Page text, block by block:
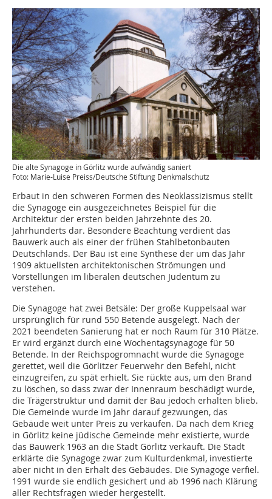
Die alte Synagoge in Görlitz wurde aufwändig saniert
Foto: Marie-Luise Preiss/Deutsche Stiftung Denkmalschutz
Erbaut in den schweren Formen des Neoklassizismus stellt
die Synagoge ein ausgezeichnetes Beispiel für die
Architektur der ersten beiden Jahrzehnte des 20.
Jahrhunderts dar. Besondere Beachtung verdient das
Bauwerk auch als einer der frühen Stahlbetonbauten
Deutschlands. Der Bau ist eine Synthese der um das Jahr
1909 aktuellsten architektonischen Strömungen und
Vorstellungen im liberalen deutschen Judentum zu
verstehen.
Die Synagoge hat zwei Betsäle: Der große Kuppelsaal war
ursprünglich für rund 550 Betende ausgelegt. Nach der
2021 beendeten Sanierung hat er noch Raum für 310 Plätze.
Er wird ergänzt durch eine Wochentagsynagoge für 50
Betende. In der Reichspogromnacht wurde die Synagoge
gerettet, weil die Görlitzer Feuerwehr den Befehl, nicht
einzugreifen, zu spät erhielt. Sie rückte aus, um den Brand
zu löschen, so dass zwar der Innenraum beschädigt wurde,
die Trägerstruktur und damit der Bau jedoch erhalten blieb.
Die Gemeinde wurde im Jahr darauf gezwungen, das
Gebäude weit unter Preis zu verkaufen. Da nach dem Krieg
in Görlitz keine jüdische Gemeinde mehr existierte, wurde
das Bauwerk 1963 an die Stadt Görlitz verkauft. Die Stadt
erklärte die Synagoge zwar zum Kulturdenkmal, investierte
aber nicht in den Erhalt des Gebäudes. Die Synagoge verfiel.
1991 wurde sie endlich gesichert und ab 1996 nach Klärung
aller Rechtsfragen wieder hergestellt.